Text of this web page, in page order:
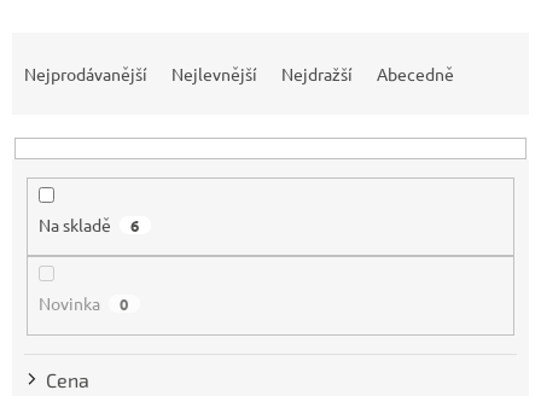
n
Nejprodávanější Nejlevnější Nejdražší Abecedně
Na skladě 6
Novinka 0
Cena